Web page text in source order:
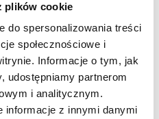
plików cookie
do spersonalizowania treści
społecznościowe i
Informacje o tym, jak
udostępniamy partnerom
i analitycznym.
informacje z innymi danymi